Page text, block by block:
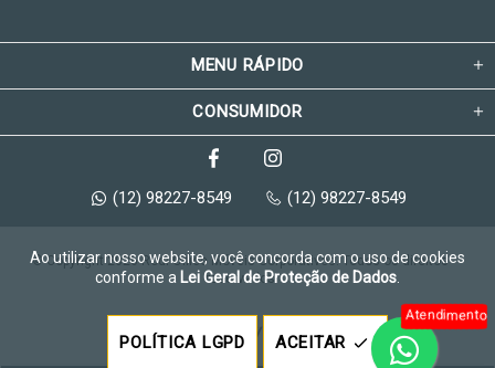
MENU RÁPIDO
CONSUMIDOR
(12) 98227-8549 (12) 98227-8549
© Copyright 2026 Rodi Office Móveis Corporativos. Todos os direitos
reservados.
Feito com pela
Ao utilizar nosso website, você concorda com o uso de cookies
conforme a Lei Geral de Proteção de Dados
POLÍTICA LGPD ACEITAR
Atendimento